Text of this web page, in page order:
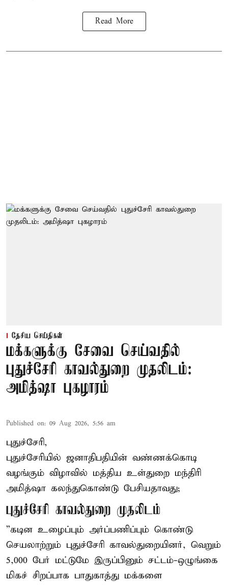
Read More
தேசிய செய்திகள்
மக்களுக்கு சேவை செய்வதில்
புதுச்சேரி காவல்துறை முதலிடம்:
அமித்ஷா புகழாரம்
Published on: 09 Aug 2026, 5:56 am
புதுச்சேரி,
புதுச்சேரியில் ஜனாதிபதியின் வண்ணக்கொடி
வழங்கும் விழாவில் மத்திய உள்துறை மந்திரி
அமித்ஷா கலந்துகொண்டு பேசியதாவது;
புதுச்சேரி காவல்துறை முதலிடம்
”கடின உழைப்பும் அர்ப்பணிப்பும் கொண்டு
செயலாற்றும் புதுச்சேரி காவல்துறையினர், வெறும்
5,000 பேர் மட்டுமே இருப்பினும் சட்டம்-ஒழுங்கை
மிகச் சிறப்பாக பாதுகாத்து மக்களை